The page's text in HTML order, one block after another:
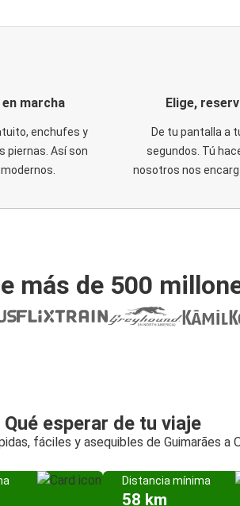
marcha
enchufes y
piernas. Así son
Elige,
De tu pantalla a
segundos. Tú
nosotros nos
más de 500
Qué esperar de tu viaje
fáciles y asequibles de Guimarães a
Distancia mínima
58 km